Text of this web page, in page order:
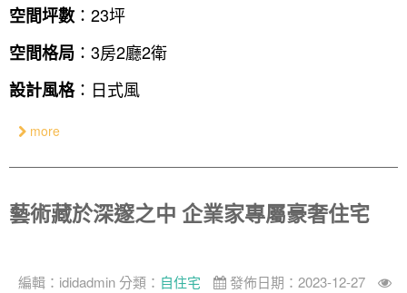
空間坪數 ：23坪
空間格局 ：3房2廳2衛
設計風格：日式風
more
藝術藏於深邃之中 企業家專屬豪奢住宅
編輯： ididadmin 分類： 自住宅
發佈日期：2023-12-27